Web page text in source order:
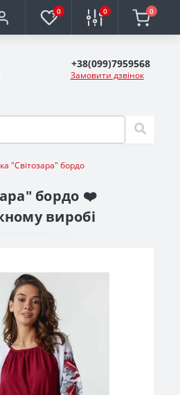
0 0 0
+38(099)7959568
Замовити дзвінок
"Світозара" бордо
бордо ❤️
виробі